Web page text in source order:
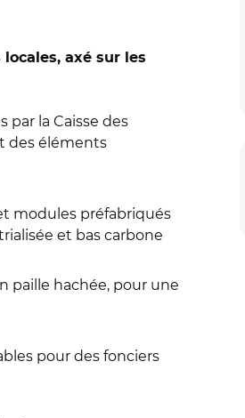
axé sur les
la Caisse des
des éléments
modules préfabriqués
et bas carbone
paille hachée, pour une
pour des fonciers